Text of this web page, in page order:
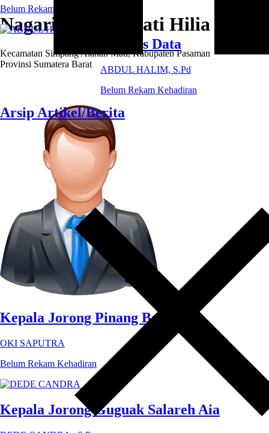
Belum Rekam Kehadiran
Petugas Data
ABDUL HALIM, S.Pd
Belum Rekam Kehadiran
Kepala Jorong Pinang Batupang
OKI SAPUTRA
Belum Rekam Kehadiran
Kepala Jorong Guguak Salareh Aia
Arsip Artikel/Berita
Nagari Alahan Mati Hilia
Kecamatan Simpang Alahan Mati, Kabupaten Pasaman
Provinsi Sumatera Barat